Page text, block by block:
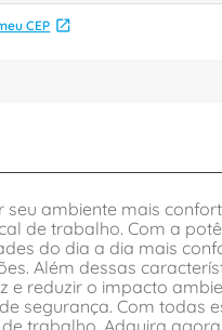
CEP
ambiente mais
de trabalho. Com a
do dia a dia mais
Além dessas
e reduzir o impacto
segurança. Com todas
trabalho. Adquira